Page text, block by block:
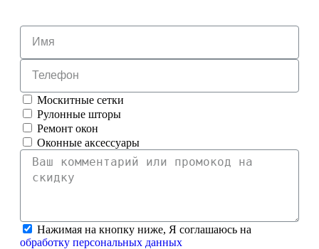
Москитные сетки
Рулонные шторы
Ремонт окон
Оконные аксессуары
Нажимая на кнопку ниже, Я соглашаюсь на
обработку персональных данных